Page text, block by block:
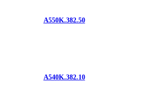
A550K.382.50
A540K.382.10